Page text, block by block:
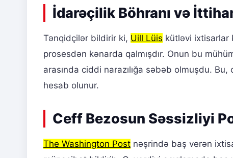
İdarəçilik Böhranı və
Tənqidçilər bildirir ki, Uill Lüis kütləvi ixtisarlar
prosesdən kənarda qalmışdır. Onun bu
arasında ciddi narazılığa səbəb olmuşdu. Bu,
hesab olunur.
Ceff Bezosun Səssizliyi
The Washington Post nəşrində baş verən